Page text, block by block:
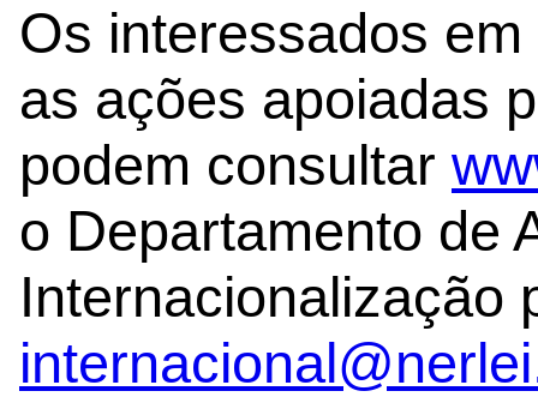
Os interessados
as ações apoiadas
podem consultar
o Departamento de
Internacionalização